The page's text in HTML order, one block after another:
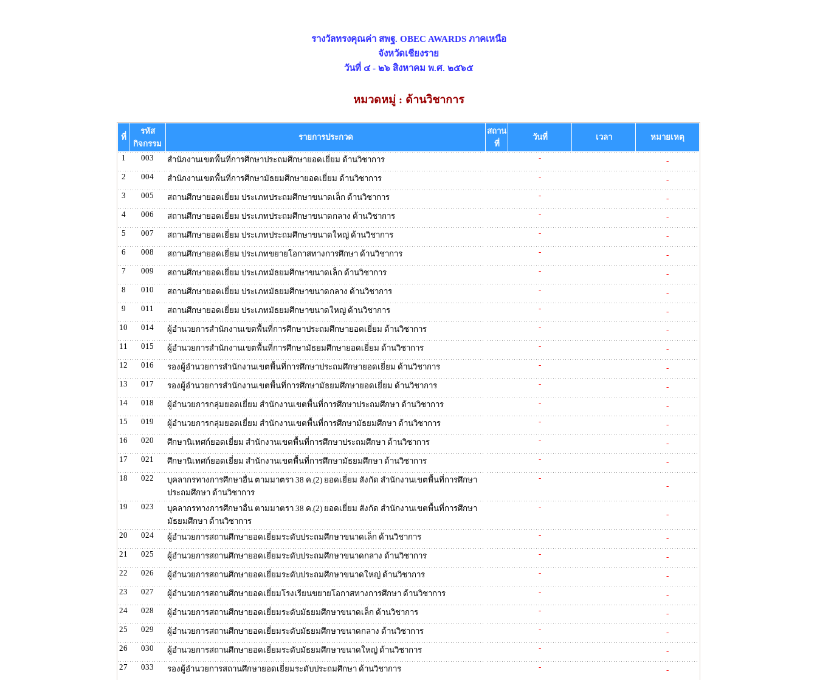
รางวัลทรงคุณค่า สพฐ. OBEC AWARDS ภาคเหนือ
จังหวัดเชียงราย
วันที่ ๔ - ๒๖ สิงหาคม พ.ศ. ๒๕๖๕
หมวดหมู่ : ด้านวิชาการ
ที่
รหัส
กิจกรรม
รายการประกวด
สถาน
ที่
วันที่ เวลา หมายเหตุ
1 003 สำนักงานเขตพื้นที่การศึกษาประถมศึกษายอดเยี่ยม ด้านวิชาการ -
-
2
004 สำนักงานเขตพื้นที่การศึกษามัธยมศึกษายอดเยี่ยม ด้านวิชาการ -
-
3
005 สถานศึกษายอดเยี่ยม ประเภทประถมศึกษาขนาดเล็ก ด้านวิชาการ -
-
4
006 สถานศึกษายอดเยี่ยม ประเภทประถมศึกษาขนาดกลาง ด้านวิชาการ -
-
5
007 สถานศึกษายอดเยี่ยม ประเภทประถมศึกษาขนาดใหญ่ ด้านวิชาการ -
-
6
008 สถานศึกษายอดเยี่ยม ประเภทขยายโอกาสทางการศึกษา ด้านวิชาการ -
-
7
009 สถานศึกษายอดเยี่ยม ประเภทมัธยมศึกษาขนาดเล็ก ด้านวิชาการ -
-
8
010 สถานศึกษายอดเยี่ยม ประเภทมัธยมศึกษาขนาดกลาง ด้านวิชาการ -
-
9
011 สถานศึกษายอดเยี่ยม ประเภทมัธยมศึกษาขนาดใหญ่ ด้านวิชาการ -
-
10
014 ผู้อำนวยการสำนักงานเขตพื้นที่การศึกษาประถมศึกษายอดเยี่ยม ด้านวิชาการ -
-
11
015 ผู้อำนวยการสำนักงานเขตพื้นที่การศึกษามัธยมศึกษายอดเยี่ยม ด้านวิชาการ -
-
12
016 รองผู้อำนวยการสำนักงานเขตพื้นที่การศึกษาประถมศึกษายอดเยี่ยม ด้านวิชาการ -
-
13
017 รองผู้อำนวยการสำนักงานเขตพื้นที่การศึกษามัธยมศึกษายอดเยี่ยม ด้านวิชาการ -
-
14
018 ผู้อำนวยการกลุ่มยอดเยี่ยม สำนักงานเขตพื้นที่การศึกษาประถมศึกษา ด้านวิชาการ -
-
15
019 ผู้อำนวยการกลุ่มยอดเยี่ยม สำนักงานเขตพื้นที่การศึกษามัธยมศึกษา ด้านวิชาการ -
-
16
020 ศึกษานิเทศก์ยอดเยี่ยม สำนักงานเขตพื้นที่การศึกษาประถมศึกษา ด้านวิชาการ -
-
17
021 ศึกษานิเทศก์ยอดเยี่ยม สำนักงานเขตพื้นที่การศึกษามัธยมศึกษา ด้านวิชาการ -
-
18
022
บุคลากรทางการศึกษาอื่น ตามมาตรา 38 ค.(2) ยอดเยี่ยม สังกัด สำนักงานเขตพื้นที่การศึกษา
ประถมศึกษา ด้านวิชาการ
-
-
19 023
บุคลากรทางการศึกษาอื่น ตามมาตรา 38 ค.(2) ยอดเยี่ยม สังกัด สำนักงานเขตพื้นที่การศึกษา
มัธยมศึกษา ด้านวิชาการ
-
-
20 024 ผู้อำนวยการสถานศึกษายอดเยี่ยมระดับประถมศึกษาขนาดเล็ก ด้านวิชาการ -
-
21
025 ผู้อำนวยการสถานศึกษายอดเยี่ยมระดับประถมศึกษาขนาดกลาง ด้านวิชาการ -
-
22
026 ผู้อำนวยการสถานศึกษายอดเยี่ยมระดับประถมศึกษาขนาดใหญ่ ด้านวิชาการ -
-
23
027 ผู้อำนวยการสถานศึกษายอดเยี่ยมโรงเรียนขยายโอกาสทางการศึกษา ด้านวิชาการ -
-
24
028 ผู้อำนวยการสถานศึกษายอดเยี่ยมระดับมัธยมศึกษาขนาดเล็ก ด้านวิชาการ -
-
25
029 ผู้อำนวยการสถานศึกษายอดเยี่ยมระดับมัธยมศึกษาขนาดกลาง ด้านวิชาการ -
-
26
030 ผู้อำนวยการสถานศึกษายอดเยี่ยมระดับมัธยมศึกษาขนาดใหญ่ ด้านวิชาการ -
-
27
033 รองผู้อำนวยการสถานศึกษายอดเยี่ยมระดับประถมศึกษา ด้านวิชาการ -
-